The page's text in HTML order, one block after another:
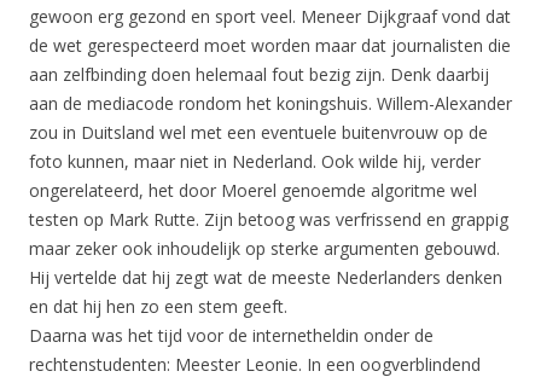
gewoon erg gezond en sport veel. Meneer Dijkgraaf vond dat
de wet gerespecteerd moet worden maar dat journalisten die
aan zelfbinding doen helemaal fout bezig zijn. Denk daarbij
aan de mediacode rondom het koningshuis. Willem-Alexander
zou in Duitsland wel met een eventuele buitenvrouw op de
foto kunnen, maar niet in Nederland. Ook wilde hij, verder
ongerelateerd, het door Moerel genoemde algoritme wel
testen op Mark Rutte. Zijn betoog was verfrissend en grappig
maar zeker ook inhoudelijk op sterke argumenten gebouwd.
Hij vertelde dat hij zegt wat de meeste Nederlanders denken
en dat hij hen zo een stem geeft.
Daarna was het tijd voor de internetheldin onder de
rechtenstudenten: Meester Leonie. In een oogverblindend